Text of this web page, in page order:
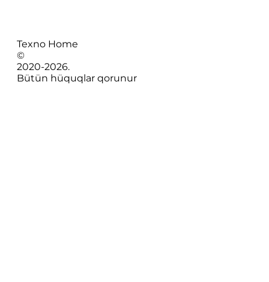
Texno Home
©
2020-2026.
Bütün hüquqlar qorunur